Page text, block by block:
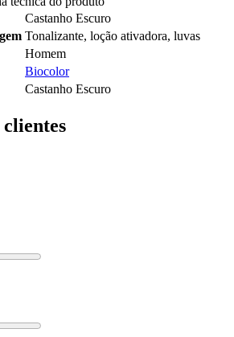
Castanho Escuro
Tonalizante, loção ativadora, luvas
Homem
Biocolor
Castanho Escuro
clientes